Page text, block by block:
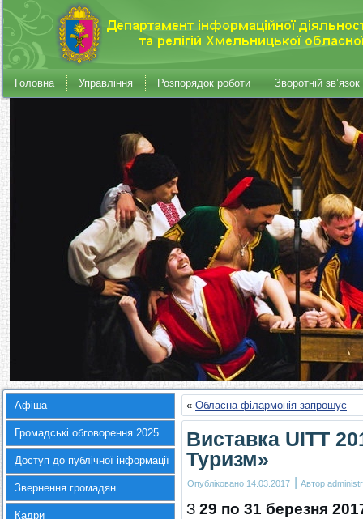
Головна Управління Розпорядок роботи Зворотній зв’язок
Афіша
Громадські обговорення 2025
Доступ до публічної інформації
Звернення громадян
Кадри
« Обласна філармонія запрошує
Виставка UITT
Туризм»
Опубліковано 14.03.2017 | Автор
З 29 по 31 березня